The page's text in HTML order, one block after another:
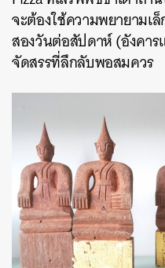
จะต้องใช้ความพยายามเ
สองวันต่อสัปดาห์ (อังคา
จัดสรรที่ลึกลับพอสมควร